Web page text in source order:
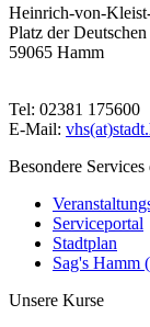
Heinrich-von-
Platz der
59065 Hamm
Tel: 02381 175600
E-Mail:
Besondere
Serviceportal
Stadtplan
Sag's Hamm
Unsere Kurse